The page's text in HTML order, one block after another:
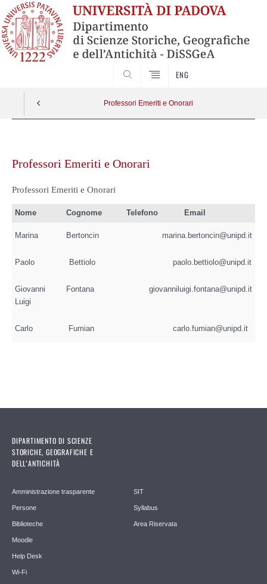
ENG
Professori Emeriti e Onorari
contenuto
Professori Emeriti e Onorari
Professori Emeriti e Onorari
Nome Cognome Telefono Email
Marina Bertoncin marina.bertoncin@unipd.it
Paolo Bettiolo paolo.bettiolo@unipd.it
Giovanni
Luigi
Fontana giovanniluigi.fontana@unipd.it
Carlo Fumian carlo.fumian@unipd.it
DIPARTIMENTO DI SCIENZE
STORICHE, GEOGRAFICHE E
DELL’ANTICHITÀ
Amministrazione trasparente
Persone
Biblioteche
Moodle
Help Desk
Wi-Fi
SIT
Syllabus
Area Riservata